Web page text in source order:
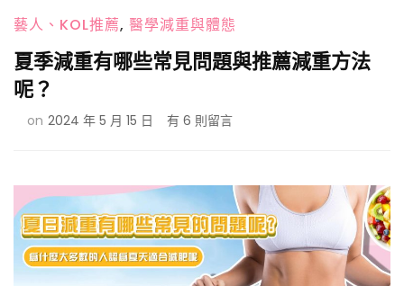
藝人、KOL推薦, 醫學減重與體態
夏季減重有哪些常見問題與推薦減重方法
呢？
on 2024 年 5 月 15 日
在
重
有
哪
些
常
有 6 則留言